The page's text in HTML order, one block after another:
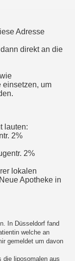
Adresse
direkt an die
einsetzen, um
lauten:
2%
2%
lokalen
Apotheke in
In Düsseldorf fand
welche an
gemeldet um davon
die liposomalen aus